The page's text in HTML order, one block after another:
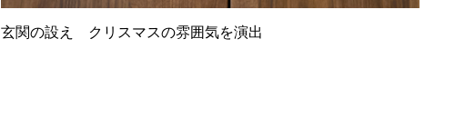
玄関の設え クリスマスの雰囲気を演出